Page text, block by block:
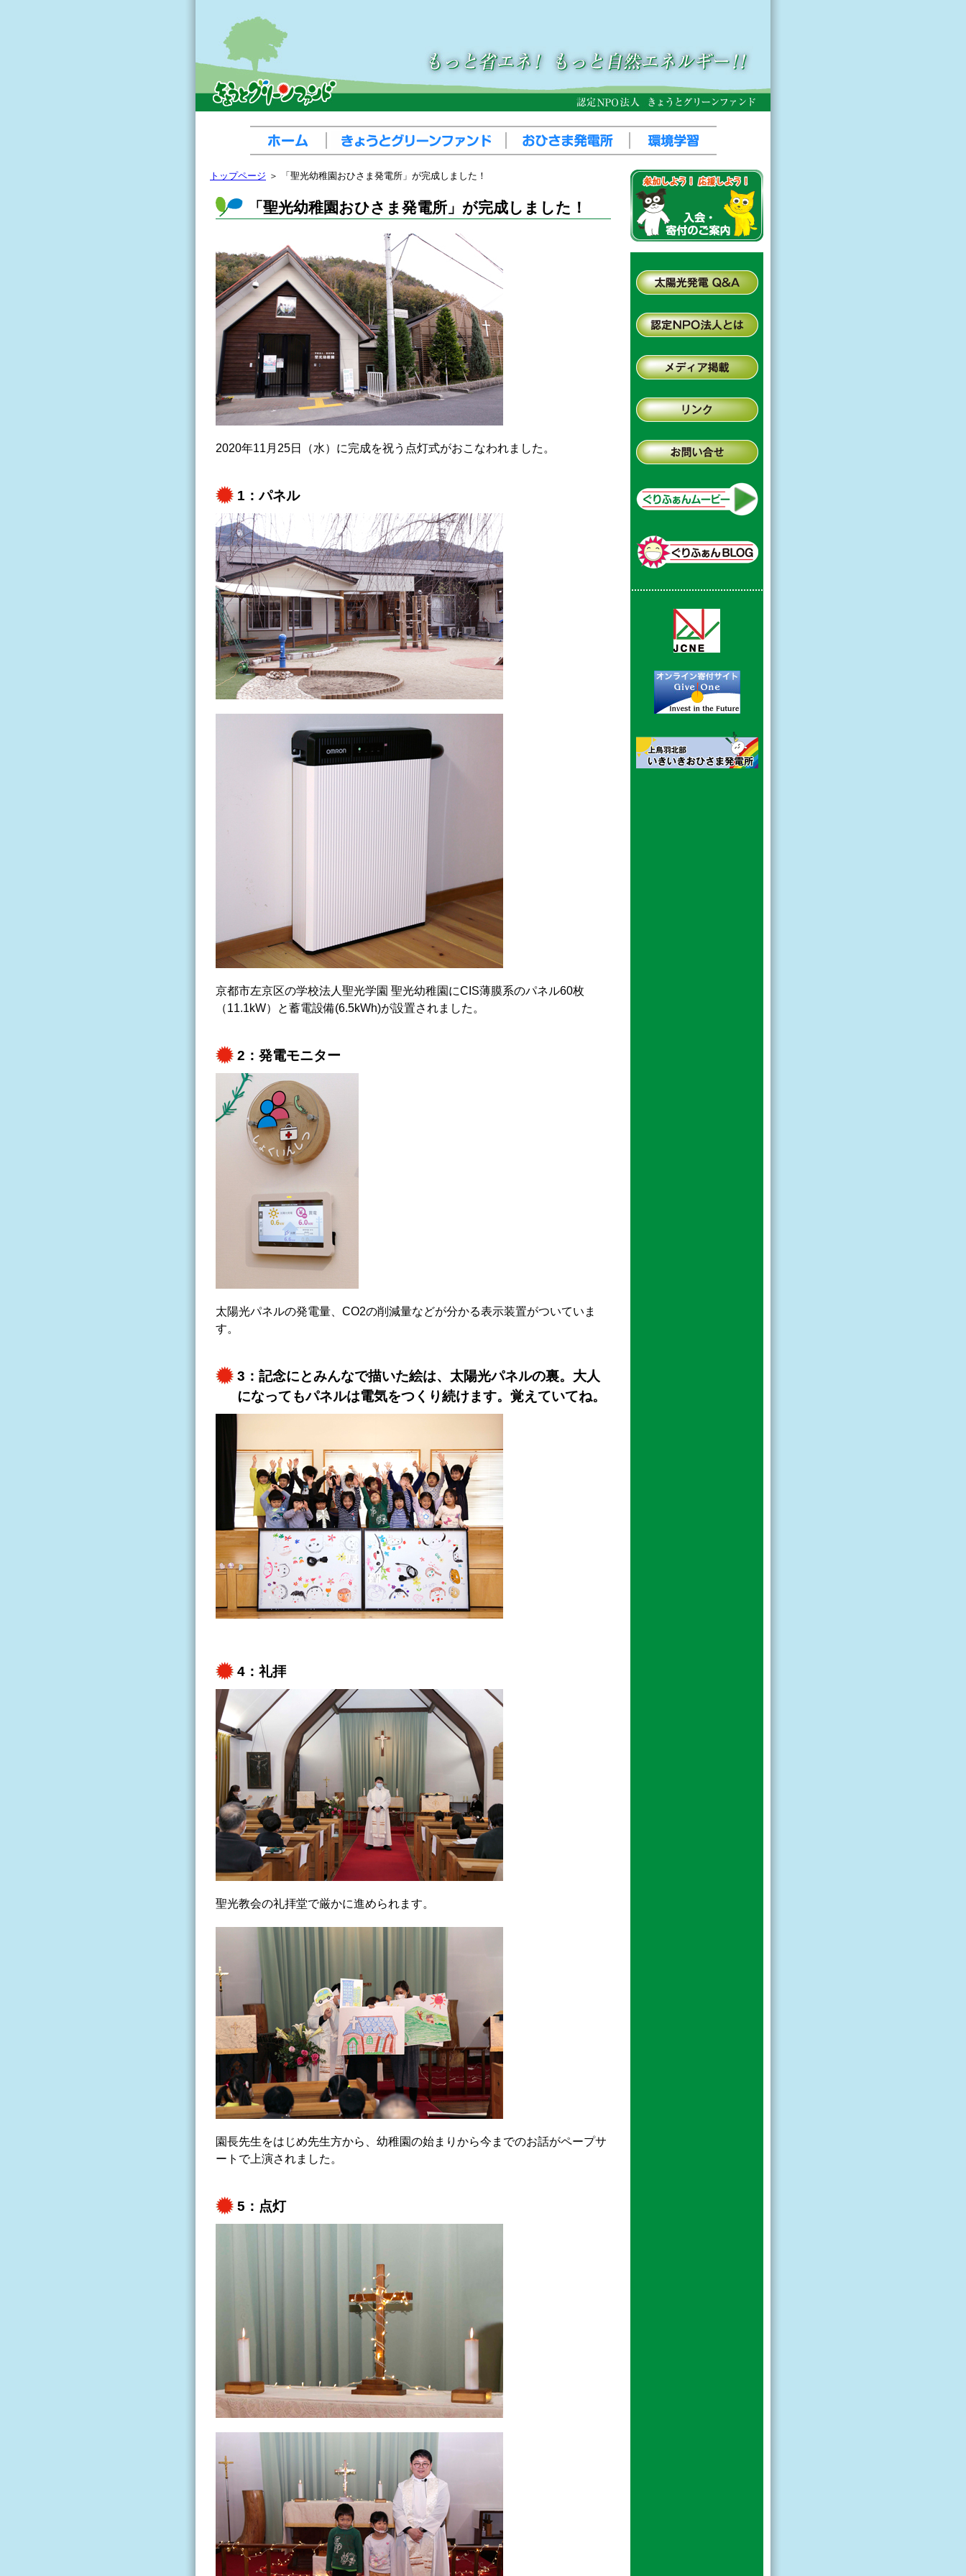
トップページ ＞ 「聖光幼稚園おひさま発電所」が完成しました！
「聖光幼稚園おひさま発電所」が完成しました！
2020年11月25日（水）に完成を祝う点灯式がおこなわれました。
1：パネル
京都市左京区の学校法人聖光学園 聖光幼稚園にCIS薄膜系のパネル60枚
（11.1kW）と蓄電設備(6.5kWh)が設置されました。
2：発電モニター
太陽光パネルの発電量、CO2の削減量などが分かる表示装置がついていま
す。
3：記念にとみんなで描いた絵は、太陽光パネルの裏。大人
になってもパネルは電気をつくり続けます。覚えていてね。
4：礼拝
聖光教会の礼拝堂で厳かに進められます。
園長先生をはじめ先生方から、幼稚園の始まりから今までのお話がペープサ
ートで上演されました。
5：点灯